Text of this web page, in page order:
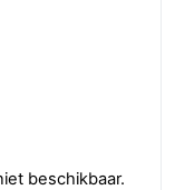
beschikbaar.